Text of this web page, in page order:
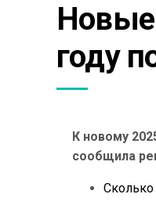
Новые
году
К новому
сообщила